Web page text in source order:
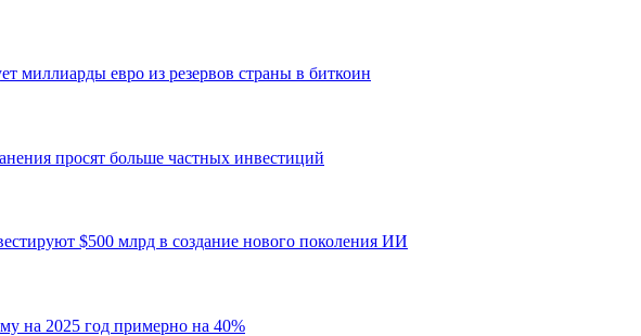
миллиарды евро из резервов страны в биткоин
просят больше частных инвестиций
$500 млрд в создание нового поколения ИИ
на 2025 год примерно на 40%